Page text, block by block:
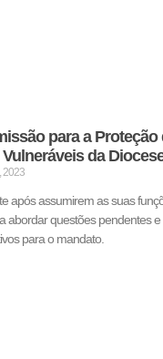
para a Proteção
da
2023
após assumirem as suas
abordar questões pendentes e
para o mandato.